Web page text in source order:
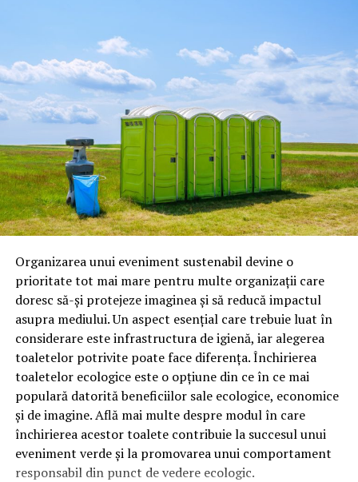
uleiuri pentru motoare pe benzină;
uleiuri pentru motoare diesel;
uleiuri pentru transmisii;
lichide de frână;
antigel;
lubrifianți industriali;
produse speciale pentru competiții.
Astăzi, brandul este apreciat în special pentru
tehnologiile proprii și pentru numărul mare de aprobări
OEM.
Ce înseamnă Ravenol VMP?
DenumireaVMPidentifică o gamă de uleiuri dezvoltate
pentru motoare moderne care necesită performanțe
ridicate și compatibilitate cu numeroase specificații ale
constructorilor auto.
Acest produs este destinat în special motoarelor
moderne pe benzină și diesel, inclusiv celor echipate cu:
Organizarea unui eveniment sustenabil devine o
prioritate tot mai mare pentru multe organizații care
doresc să-și protejeze imaginea și să reducă impactul
asupra mediului. Un aspect esențial care trebuie luat în
considerare este infrastructura de igienă, iar alegerea
toaletelor potrivite poate face diferența. Închirierea
toaletelor ecologice este o opțiune din ce în ce mai
populară datorită beneficiilor sale ecologice, economice
și de imagine. Află mai multe despre modul în care
închirierea acestor toalete contribuie la succesul unui
eveniment verde și la promovarea unui comportament
responsabil din punct de vedere ecologic.